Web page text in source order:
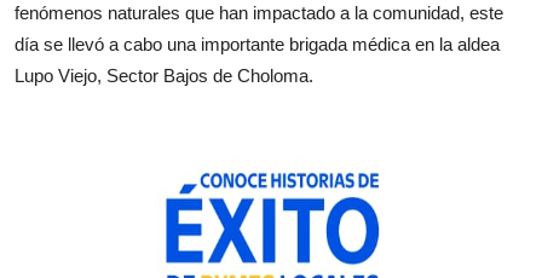
fenómenos naturales que han impactado a la comunidad, este
día se llevó a cabo una importante brigada médica en la aldea
Lupo Viejo, Sector Bajos de Choloma.